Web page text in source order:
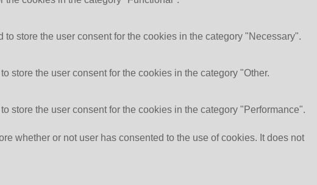
store the user consent for the cookies in the category "Necessary".
store the user consent for the cookies in the category "Other.
store the user consent for the cookies in the category "Performance".
whether or not user has consented to the use of cookies. It does not